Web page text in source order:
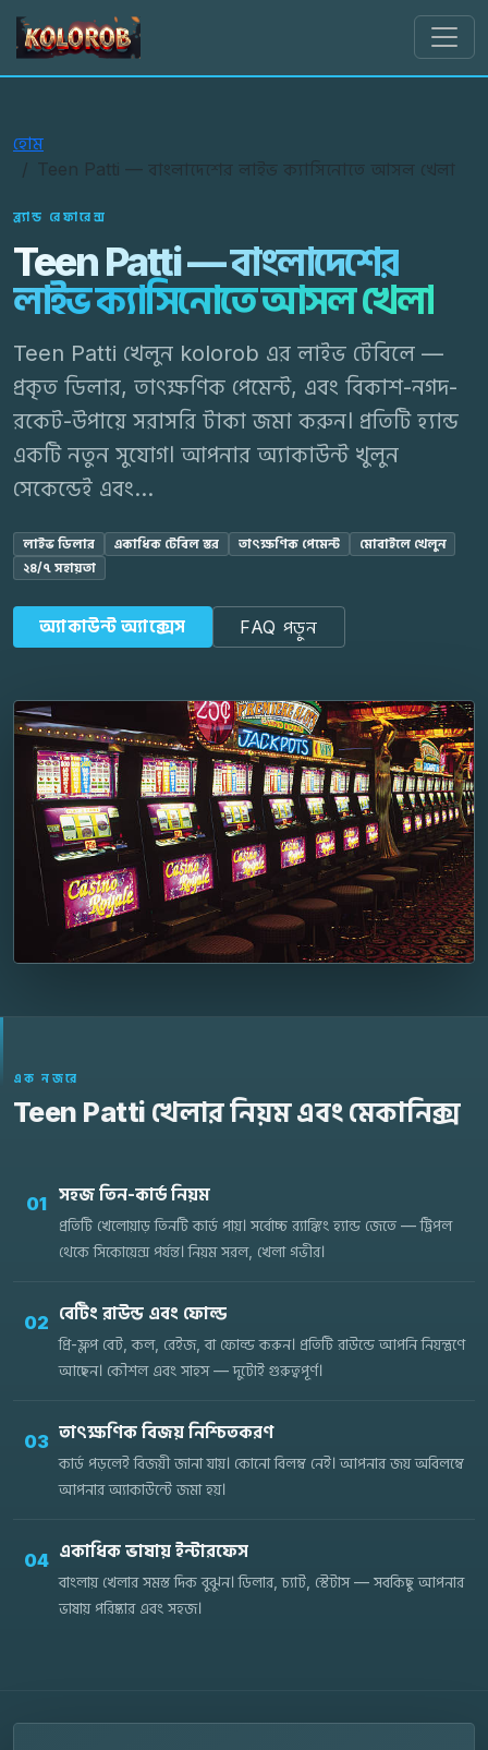
kolorob
হোম
Teen Patti — বাংলাদেশের লাইভ ক্যাসিনোতে আসল খেলা
ব্র্যান্ড রেফারেন্স
Teen Patti — বাংলাদেশের
লাইভ ক্যাসিনোতে আসল খেলা
Teen Patti খেলুন kolorob এর লাইভ টেবিলে —
প্রকৃত ডিলার, তাৎক্ষণিক পেমেন্ট, এবং বিকাশ-নগদ-
রকেট-উপায়ে সরাসরি টাকা জমা করুন। প্রতিটি হ্যান্ড
একটি নতুন সুযোগ। আপনার অ্যাকাউন্ট খুলুন
সেকেন্ডেই এবং...
লাইভ ডিলার একাধিক টেবিল স্তর তাৎক্ষণিক পেমেন্ট
মোবাইলে খেলুন
২৪/৭ সহায়তা
অ্যাকাউন্ট অ্যাক্সেস FAQ পড়ুন
এক নজরে
Teen Patti খেলার নিয়ম এবং মেকানিক্স
01 সহজ তিন-কার্ড নিয়ম
প্রতিটি খেলোয়াড় তিনটি কার্ড পায়। সর্বোচ্চ র‍্যাঙ্কিং হ্যান্ড জেতে — ট্রিপল
থেকে সিকোয়েন্স পর্যন্ত। নিয়ম সরল, খেলা গভীর।
02 বেটিং রাউন্ড এবং ফোল্ড
প্রি-ফ্লপ বেট, কল, রেইজ, বা ফোল্ড করুন। প্রতিটি রাউন্ডে আপনি নিয়ন্ত্রণে
আছেন। কৌশল এবং সাহস — দুটোই গুরুত্বপূর্ণ।
03 তাৎক্ষণিক বিজয় নিশ্চিতকরণ
কার্ড পড়লেই বিজয়ী জানা যায়। কোনো বিলম্ব নেই। আপনার জয় অবিলম্বে
আপনার অ্যাকাউন্টে জমা হয়।
04 একাধিক ভাষায় ইন্টারফেস
বাংলায় খেলার সমস্ত দিক বুঝুন। ডিলার, চ্যাট, স্টেটাস — সবকিছু আপনার
ভাষায় পরিষ্কার এবং সহজ।